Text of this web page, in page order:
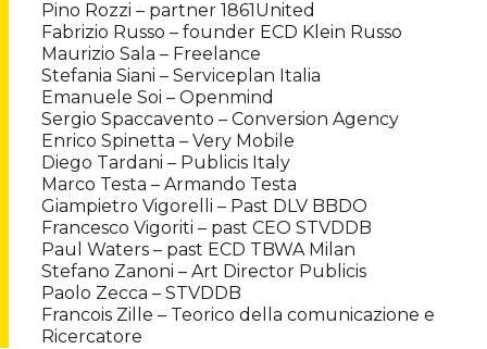
Pino Rozzi – partner 1861United
Fabrizio Russo – founder ECD Klein Russo
Maurizio Sala – Freelance
Stefania Siani – Serviceplan Italia
Emanuele Soi – Openmind
Sergio Spaccavento – Conversion Agency
Enrico Spinetta – Very Mobile
Diego Tardani – Publicis Italy
Marco Testa – Armando Testa
Giampietro Vigorelli – Past DLV BBDO
Francesco Vigoriti – past CEO STVDDB
Paul Waters – past ECD TBWA Milan
Stefano Zanoni – Art Director Publicis
Paolo Zecca – STVDDB
Francois Zille – Teorico della comunicazione e
Ricercatore